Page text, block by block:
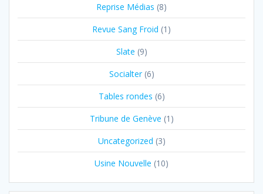
Reprise Médias (8)
Revue Sang Froid (1)
Slate (9)
Socialter(6)
Tables rondes (6)
Tribune de Genève (1)
Uncategorized (3)
Usine Nouvelle (10)